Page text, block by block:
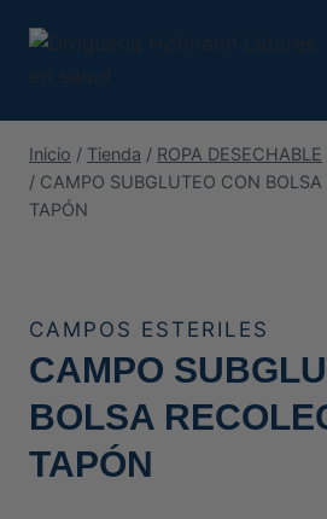
Inicio / Tienda / ROPA DESECHABLE
/ CAMPO SUBGLUTEO CON BOLSA
TAPÓN
CAMPOS ESTERILES
CAMPO
BOLSA
TAPÓN